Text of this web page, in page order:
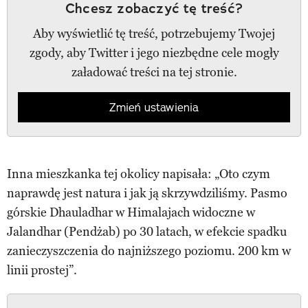
Chcesz zobaczyć tę treść?
Aby wyświetlić tę treść, potrzebujemy Twojej
zgody, aby Twitter i jego niezbędne cele mogły
załadować treści na tej stronie.
Zmień ustawienia
Inna mieszkanka tej okolicy napisała: „Oto czym
naprawdę jest natura i jak ją skrzywdziliśmy. Pasmo
górskie Dhauladhar w Himalajach widoczne w
Jalandhar (Pendżab) po 30 latach, w efekcie spadku
zanieczyszczenia do najniższego poziomu. 200 km w
linii prostej”.